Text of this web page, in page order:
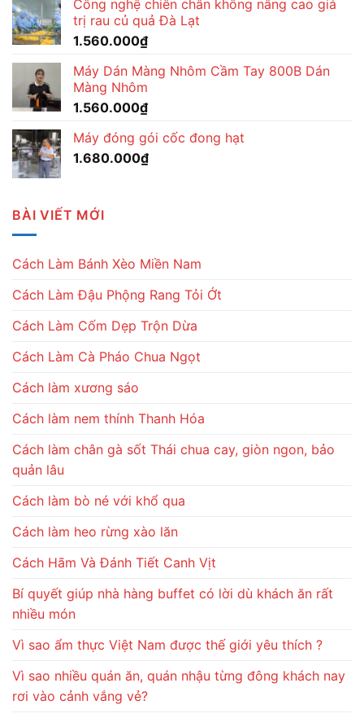
Công nghệ chiên chân không nâng cao giá
trị rau củ quả Đà Lạt
1.560.000₫
Máy Dán Màng Nhôm Cầm Tay 800B Dán
Màng Nhôm
1.560.000₫
Máy đóng gói cốc đong hạt
1.680.000₫
BÀI VIẾT MỚI
Cách Làm Bánh Xèo Miền Nam
Cách Làm Đậu Phộng Rang Tỏi Ớt
Cách Làm Cốm Dẹp Trộn Dừa
Cách Làm Cà Pháo Chua Ngọt
Cách làm xương sáo
Cách làm nem thính Thanh Hóa
Cách làm chân gà sốt Thái chua cay, giòn ngon, bảo
quản lâu
Cách làm bò né với khổ qua
Cách làm heo rừng xào lăn
Cách Hãm Và Đánh Tiết Canh Vịt
Bí quyết giúp nhà hàng buffet có lời dù khách ăn rất
nhiều món
Vì sao ẩm thực Việt Nam được thế giới yêu thích ?
Vì sao nhiều quán ăn, quán nhậu từng đông khách nay
rơi vào cảnh vắng vẻ?